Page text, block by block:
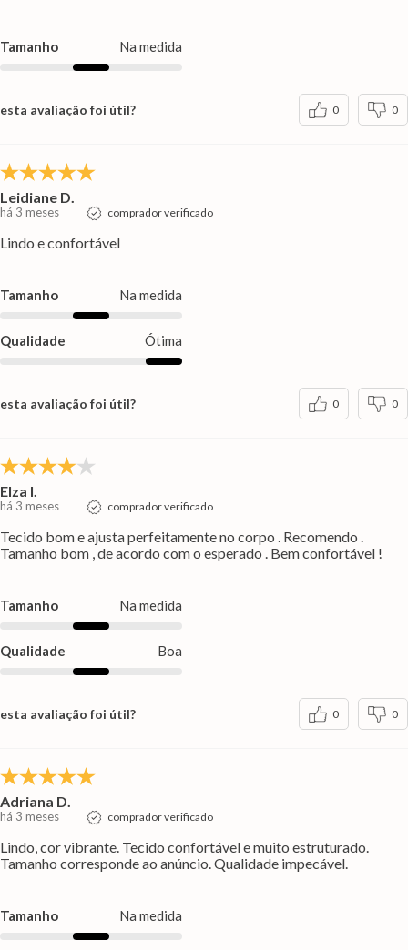
Tamanho Na medida
esta avaliação foi útil? 0 0
Leidiane D.
há 3 meses comprador verificado
Lindo e confortável
Tamanho Na medida
Qualidade Ótima
esta avaliação foi útil? 0 0
Elza I.
há 3 meses comprador verificado
Tecido bom e ajusta perfeitamente no corpo . Recomendo .
Tamanho bom , de acordo com o esperado . Bem confortável !
Tamanho Na medida
Qualidade Boa
esta avaliação foi útil? 0 0
Adriana D.
há 3 meses comprador verificado
Lindo, cor vibrante. Tecido confortável e muito estruturado.
Tamanho corresponde ao anúncio. Qualidade impecável.
Tamanho Na medida